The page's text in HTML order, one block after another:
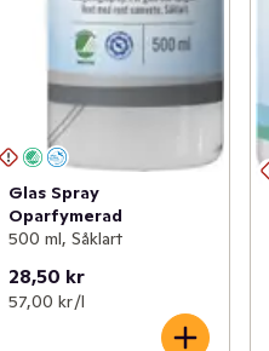
Glas Spray
Oparfymerad
500 ml, Såklart
28,50 kr
57,00 kr /l